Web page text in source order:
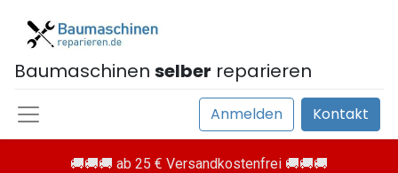
Baumaschinen selber reparieren
Anmelden Kontakt
🚚🚚🚚 ab 25 € Versandkostenfrei 🚚🚚🚚